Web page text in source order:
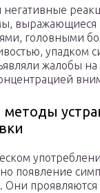
выражающиеся
головными
упадком
жалобы
появление
Они проявляются